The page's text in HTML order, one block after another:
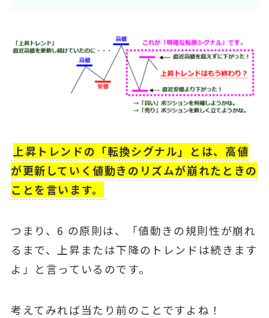
上昇トレンドの「転換シグナル」とは、⾼値
が更新していく値動きのリズムが崩れたときの
ことを言います。
つまり、6 の原則は、「値動きの規則性が崩れ
るまで、上昇または下降のトレンドは続きます
よ」と⾔っているのです。
考えてみれば当たり前のことですよね！